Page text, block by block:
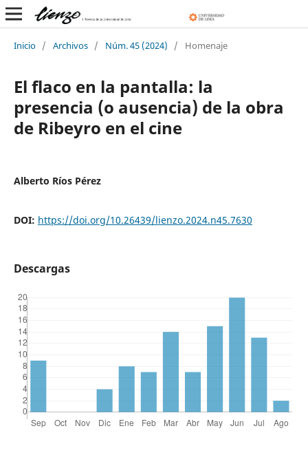
Inicio / Archivos / Núm. 45 (2024) / Homenaje
El flaco en la pantalla: la
presencia (o ausencia) de la obra
de Ribeyro en el cine
Alberto Ríos Pérez
DOI: https://doi.org/10.26439/lienzo.2024.n45.7630
Descargas